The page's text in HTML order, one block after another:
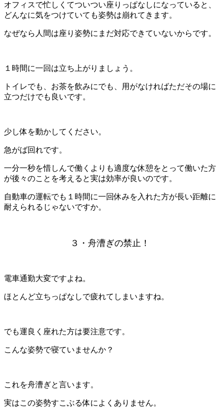
オフィスで忙しくてついつい座りっぱなしになっていると、
どんなに気をつけていても姿勢は崩れてきます。
なぜなら人間は座り姿勢にまだ対応できていないからです。
１時間に一回は立ち上がりましょう。
トイレでも、お茶を飲みにでも、用がなければただその場に
立つだけでも良いです。
少し体を動かしてください。
急がば回れです。
一分一秒を惜しんで働くよりも適度な休憩をとって働いた方
が後々のことを考えると実は効率が良いのです。
自動車の運転でも１時間に一回休みを入れた方が長い距離に
耐えられるじゃないですか。
３・舟漕ぎの禁止！
電車通勤大変ですよね。
ほとんど立ちっぱなしで疲れてしまいますね。
でも運良く座れた方は要注意です。
こんな姿勢で寝ていませんか？
これを舟漕ぎと言います。
実はこの姿勢すこぶる体によくありません。